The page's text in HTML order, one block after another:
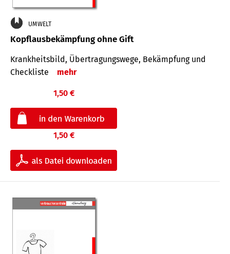
UMWELT
Kopflausbekämpfung ohne Gift
Krankheits­bild, Übertra­gungs­wege, Bekämpfung und
Check­liste
mehr
1,50 €
1,50 €